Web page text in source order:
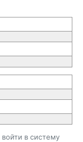
войти в систему